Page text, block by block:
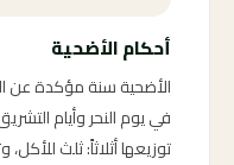
أحكام الأضحية
الأضحية سنة مؤكدة عن
توزيعها أثلاثاً: ثلث